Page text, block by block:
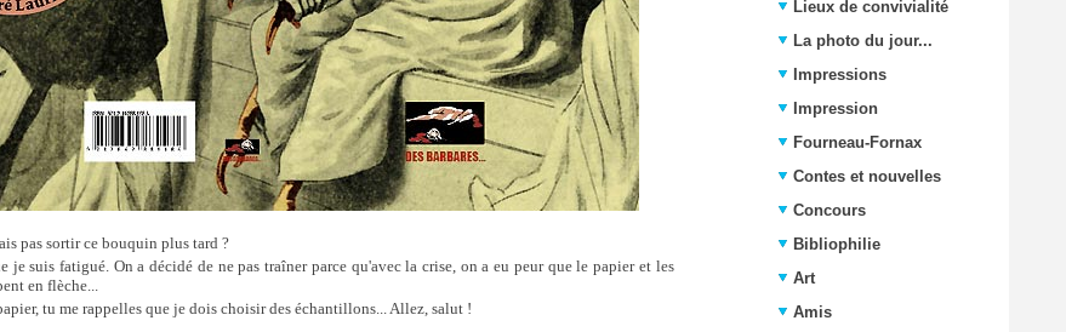
pas sortir ce bouquin plus tard ?
je suis fatigué. On a décidé de ne pas traîner parce qu'avec la crise, on a eu peur que le papier et les
en flèche...
tu me rappelles que je dois choisir des échantillons... Allez, salut !
Lieux de convivialité
La photo du jour...
Impressions
Impression
Fourneau-Fornax
Contes et nouvelles
Concours
Bibliophilie
Art
Amis